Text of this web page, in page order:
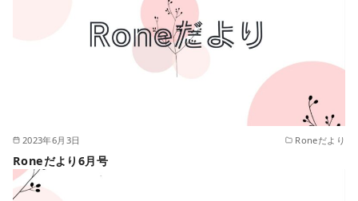
2023年6月3日 Roneだより
Roneだより6月号